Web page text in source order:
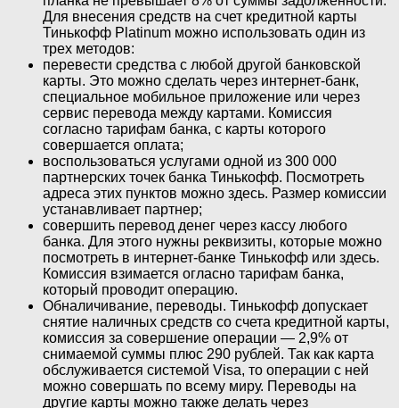
Для внесения средств на счет кредитной карты
Тинькофф Platinum можно использовать один из
трех методов:
перевести средства с любой другой банковской
карты. Это можно сделать через интернет-банк,
специальное мобильное приложение или через
сервис перевода между картами. Комиссия
согласно тарифам банка, с карты которого
совершается оплата;
воспользоваться услугами одной из 300 000
партнерских точек банка Тинькофф. Посмотреть
адреса этих пунктов можно здесь. Размер комиссии
устанавливает партнер;
совершить перевод денег через кассу любого
банка. Для этого нужны реквизиты, которые можно
посмотреть в интернет-банке Тинькофф или здесь.
Комиссия взимается огласно тарифам банка,
который проводит операцию.
Обналичивание, переводы. Тинькофф допускает
снятие наличных средств со счета кредитной карты,
комиссия за совершение операции — 2,9% от
снимаемой суммы плюс 290 рублей. Так как карта
обслуживается системой Visa, то операции с ней
можно совершать по всему миру. Переводы на
другие карты можно также делать через